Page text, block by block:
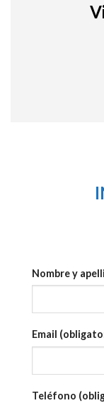
Nombre y
Email
Teléfono